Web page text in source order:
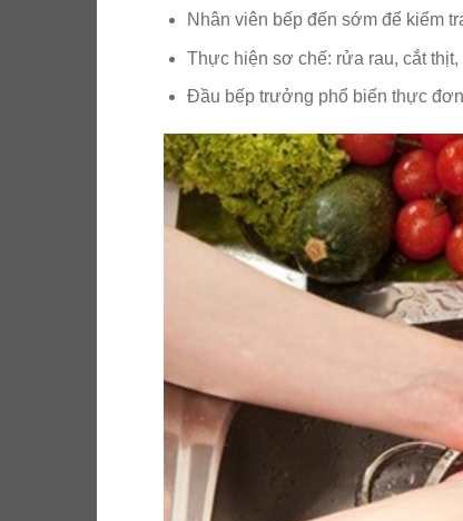
Nhân viên bếp đến sớm để kiểm
Thực hiện sơ chế: rửa rau, cắt
Đầu bếp trưởng phổ biến thực